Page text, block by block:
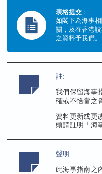
表格提交：
如閣下為海事
關，及在香港
之資料予我們。
註:
我們保留海事
確或不恰當之
資料更新或更
頭請註明「海
聲明:
此海事指南之